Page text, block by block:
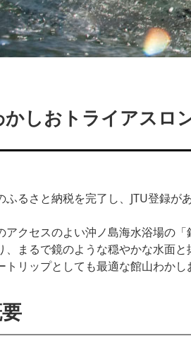
かしおトライアスロ
ふるさと納税を完了し、JTU登録が
アクセスのよい沖ノ島海水浴場の「
、まるで鏡のような穏やかな水面と
トリップとしても最適な館山わか